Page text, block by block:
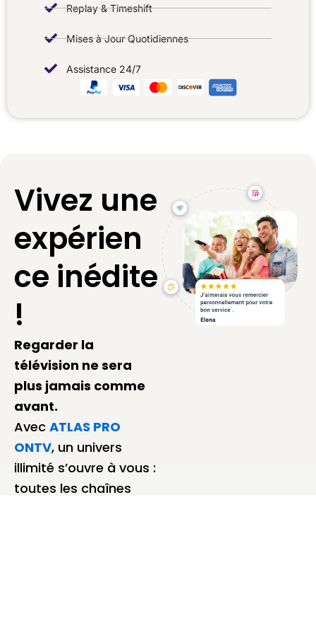
Replay & Timeshift
Mises à Jour Quotidiennes
Assistance 24/7
Vivez une
expérien
ce inédite
!
Regarder la
télévision ne sera
plus jamais comme
avant.
Avec ATLAS PRO
ONTV, un univers
illimité s’ouvre à vous :
toutes les chaînes